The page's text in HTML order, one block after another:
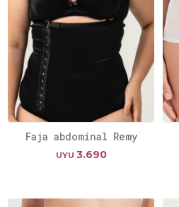
Faja abdominal Remy
UYU 3.690